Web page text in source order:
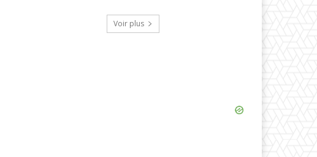
Voir plus